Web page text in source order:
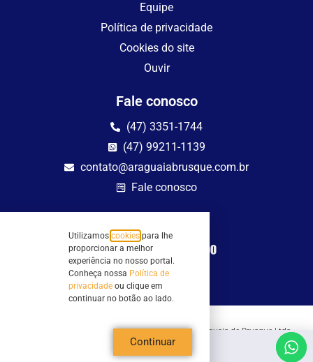
Equipe
Política de privacidade
Cookies do site
Ouvir
Fale conosco
(47) 3351-1744
(47) 99211-1139
contato@araguaiabrusque.com.br
Fale conosco
Todos os direitos reservados - Sociedade Rádio Araguaia de Brusque Ltda -
CNPJ 82.983.230/0001-82
Mathilde Hoffmann, 66 - Centro II, Brusque, SC - 88353-120 - Centro Comercial
Utilizamos cookies para lhe
proporcionar a melhor
experiência no nosso portal.
Conheça nossa Política de
privacidade ou clique em
continuar no botão ao lado.
Continuar